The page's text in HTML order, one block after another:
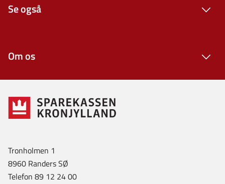
Se også
Om os
Tronholmen 1
8960 Randers SØ
Telefon 89 12 24 00